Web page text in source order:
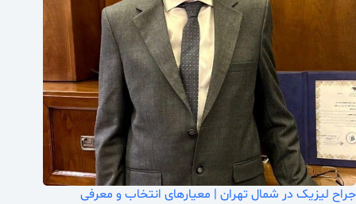
جراح لیزیک در شمال تهران | معیارهای انتخاب و معرفی